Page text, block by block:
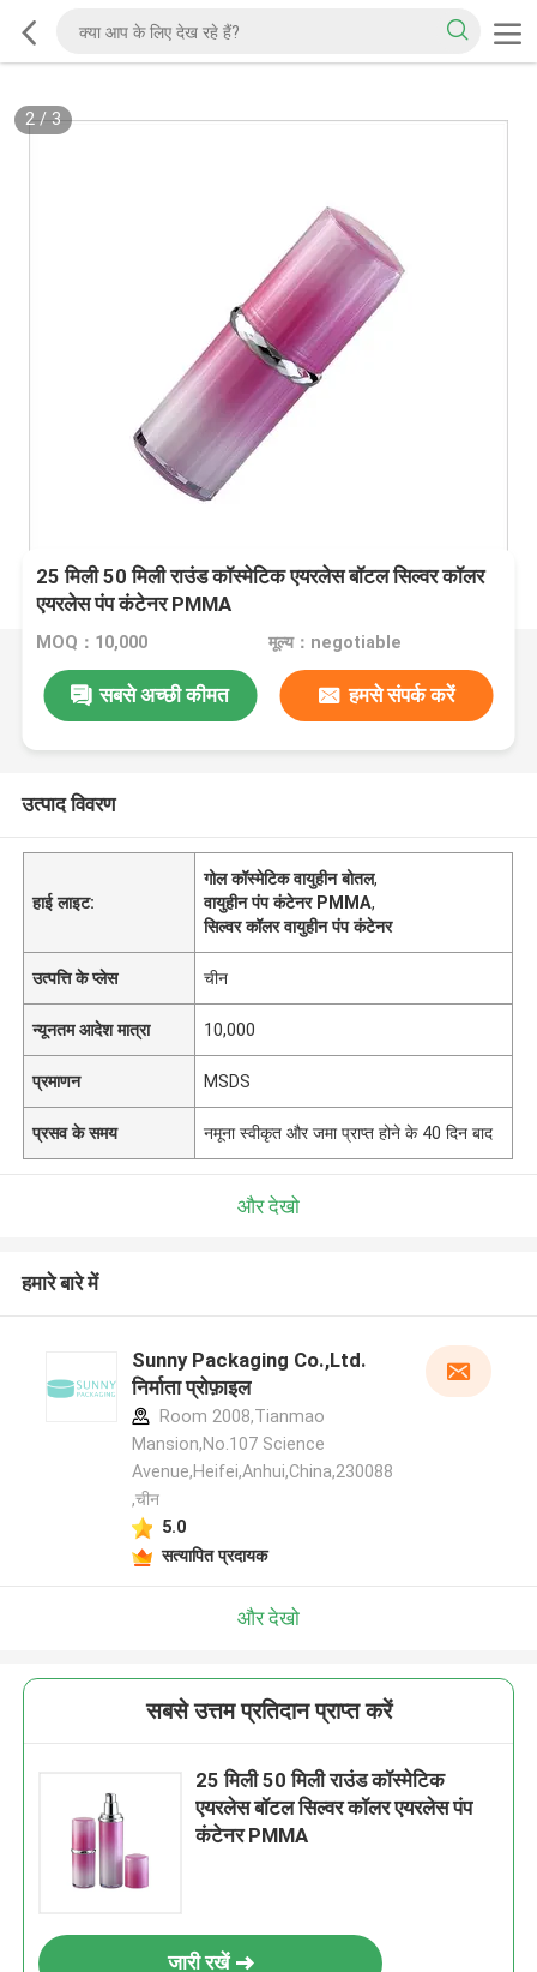
2/ 3
25 मिली 50 मिली राउंड कॉस्मेटिक एयरलेस बॉटल सिल्वर कॉलर
एयरलेस पंप कंटेनर PMMA
MOQ：10,000 मूल्य：negotiable
सबसे अच्छी कीमत हमसे संपर्क करें
उत्पाद विवरण
हाई लाइट:
गोल कॉस्मेटिक वायुहीन बोतल,
वायुहीन पंप कंटेनर PMMA,
सिल्वर कॉलर वायुहीन पंप कंटेनर
उत्पत्ति के प्लेस चीन
न्यूनतम आदेश मात्रा 10,000
प्रमाणन MSDS
प्रसव के समय नमूना स्वीकृत और जमा प्राप्त होने के 40 दिन बाद
और देखो
हमारे बारे में
Sunny Packaging Co.,Ltd.
निर्माता प्रोफ़ाइल
Room 2008,Tianmao
Mansion,No.107 Science
Avenue,Heifei,Anhui,China,230088
,चीन
5.0
सत्यापित प्रदायक
और देखो
सबसे उत्तम प्रतिदान प्राप्त करें
25 मिली 50 मिली राउंड कॉस्मेटिक
एयरलेस बॉटल सिल्वर कॉलर एयरलेस पंप
कंटेनर PMMA
जारी रखें